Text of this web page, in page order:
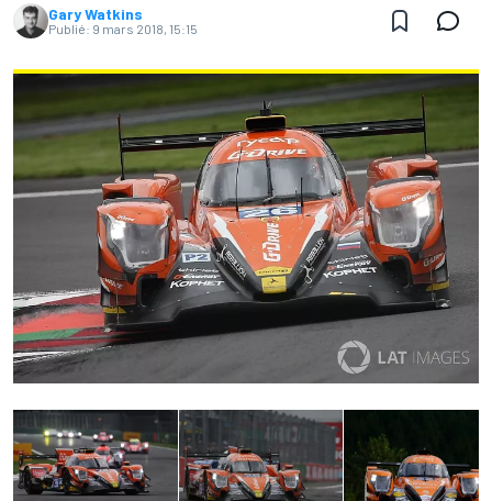
Gary Watkins
Publié: 9 mars 2018, 15:15